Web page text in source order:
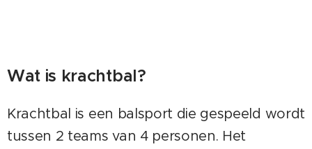
Wat is krachtbal?
Krachtbal is een balsport die gespeeld wordt
tussen 2 teams van 4 personen. Het